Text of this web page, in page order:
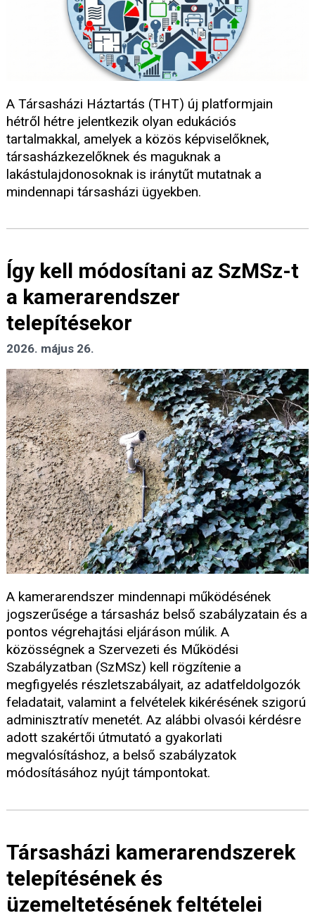
A Társasházi Háztartás (THT) új platformjain
hétről hétre jelentkezik olyan edukációs
tartalmakkal, amelyek a közös képviselőknek,
társasházkezelőknek és maguknak a
lakástulajdonosoknak is iránytűt mutatnak a
mindennapi társasházi ügyekben.
Így kell módosítani az SzMSz-t
a kamerarendszer
telepítésekor
2026. május 26.
A kamerarendszer mindennapi működésének
jogszerűsége a társasház belső szabályzatain és a
pontos végrehajtási eljáráson múlik. A
közösségnek a Szervezeti és Működési
Szabályzatban (SzMSz) kell rögzítenie a
megfigyelés részletszabályait, az adatfeldolgozók
feladatait, valamint a felvételek kikérésének szigorú
adminisztratív menetét. Az alábbi olvasói kérdésre
adott szakértői útmutató a gyakorlati
megvalósításhoz, a belső szabályzatok
módosításához nyújt támpontokat.
Társasházi kamerarendszerek
telepítésének és
üzemeltetésének feltételei